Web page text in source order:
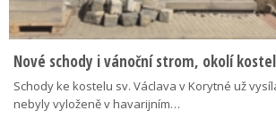
Nové schody i vánoční strom, okolí
Schody ke kostelu sv. Václava v Korytné už
nebyly vyloženě v havarijním…